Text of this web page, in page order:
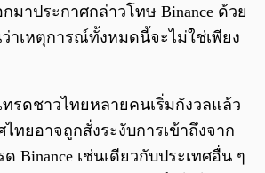
มาประกาศกล่าวโทษ Binance ด้วย
าเหตุการณ์ทั้งหมดนี้จะไม่ใช่เพียง
รดชาวไทยหลายคนเริ่มกังวลแล้ว
ไทยอาจถูกสั่งระงับการเข้าถึงจาก
Binance เช่นเดียวกับประเทศอื่น ๆ